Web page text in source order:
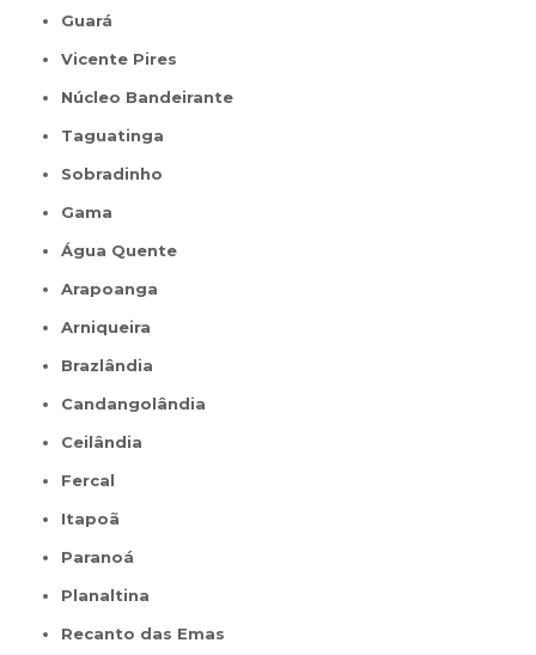
Guará
Vicente Pires
Núcleo Bandeirante
Taguatinga
Sobradinho
Gama
Água Quente
Arapoanga
Arniqueira
Brazlândia
Candangolândia
Ceilândia
Fercal
Itapoã
Paranoá
Planaltina
Recanto das Emas